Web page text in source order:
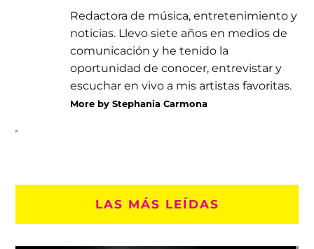
Redactora de música, entretenimiento y
noticias. Llevo siete años en medios de
comunicación y he tenido la
oportunidad de conocer, entrevistar y
escuchar en vivo a mis artistas favoritas.
More by Stephania Carmona
LAS MÁS LEÍDAS